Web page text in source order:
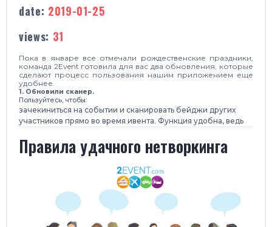
date: 2019-01-25
views: 31
Пока в январе все отмечали рождественские праздники,
команда 2Event готовила для вас два обновления, которые
сделают процесс пользования нашим приложением еще
удобнее.
1. Обновили сканер.
Пользуйтесь, чтобы:
зачекиниться на событии и сканировать бейджи других
участников прямо во время ивента. Функция удобна, ведь
Правила удачного нетворкинга